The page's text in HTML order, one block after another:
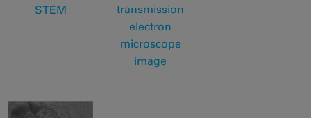
STEM
transmission
electron
microscope
image